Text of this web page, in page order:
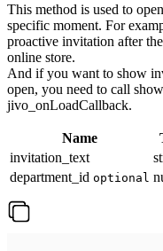
This method is used to
specific moment. For
proactive invitation after
online store.
And if you want to show
open, you need to call
jivo_onLoadCallback.
Name
invitation_text
department_id optional